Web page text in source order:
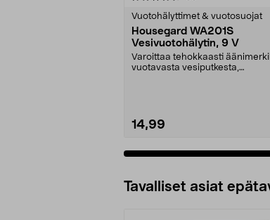
Vuotohälyttimet & vuotosuojat
Housegard WA201S
Vesivuotohälytin, 9 V
Varoittaa tehokkaasti
vuotavasta vesiputkesta,
14,99
Tavalliset asiat